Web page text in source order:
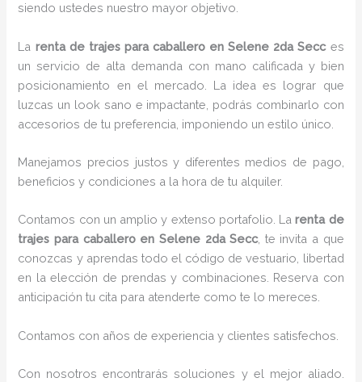
siendo ustedes nuestro mayor objetivo.
La renta de trajes para caballero en Selene 2da Secc es
un servicio de alta demanda con mano calificada y bien
posicionamiento en el mercado. La idea es lograr que
luzcas un look sano e impactante, podrás combinarlo con
accesorios de tu preferencia, imponiendo un estilo único.
Manejamos precios justos y diferentes medios de pago,
beneficios y condiciones a la hora de tu alquiler.
Contamos con un amplio y extenso portafolio. Larenta de
trajes para caballero en Selene 2da Secc, te invita a que
conozcas y aprendas todo el código de vestuario, libertad
en la elección de prendas y combinaciones. Reserva con
anticipación tu cita para atenderte como te lo mereces.
Contamos con años de experiencia y clientes satisfechos.
Con nosotros encontrarás soluciones y el mejor aliado.